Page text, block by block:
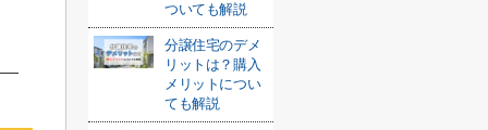
ついても解説
分譲住宅のデメ
リットは？購入
メリットについ
ても解説